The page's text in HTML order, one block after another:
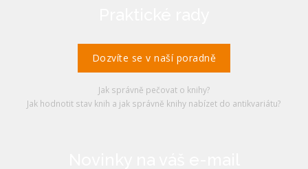
Dozvíte se v naší poradně
Jak správně pečovat o knihy?
Jak hodnotit stav knih a jak správně knihy nabízet do antikvariátu?